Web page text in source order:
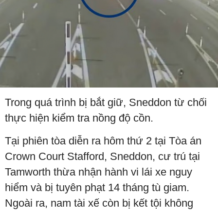
Trong quá trình bị bắt giữ, Sneddon từ chối
thực hiện kiểm tra nồng độ cồn.
Tại phiên tòa diễn ra hôm thứ 2 tại Tòa án
Crown Court Stafford, Sneddon, cư trú tại
Tamworth thừa nhận hành vi lái xe nguy
hiểm và bị tuyên phạt 14 tháng tù giam.
Ngoài ra, nam tài xế còn bị kết tội không